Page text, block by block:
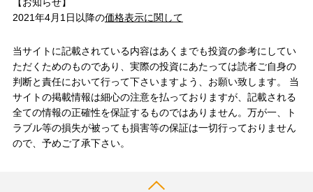
2021年4月1日以降の価格表示に関して
当サイトに記載されている内容はあくまでも投資の参考にしてい
ただくためのものであり、実際の投資にあたっては読者ご自身の
判断と責任において行って下さいますよう、お願い致します。 当
サイトの掲載情報は細心の注意を払っておりますが、記載される
全ての情報の正確性を保証するものではありません。万が一、ト
ラブル等の損失が被っても損害等の保証は一切行っておりません
ので、予めご了承下さい。